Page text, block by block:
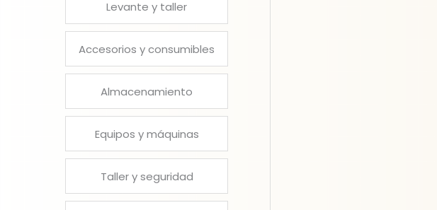
Levante y taller
Accesorios y consumibles
Almacenamiento
Equipos y máquinas
Taller y seguridad